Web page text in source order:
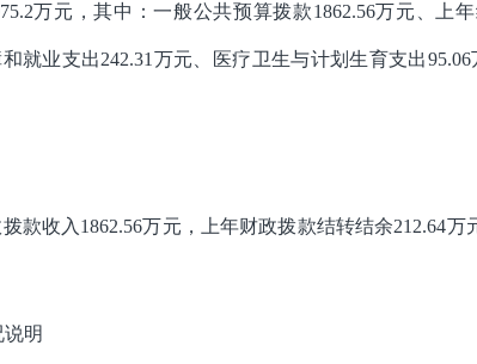
万元，其中：一般公共预算拨款1862.56万元、上
就业支出242.31万元、医疗卫生与计划生育支出
款收入1862.56万元，上年财政拨款结转结余212.64万
明